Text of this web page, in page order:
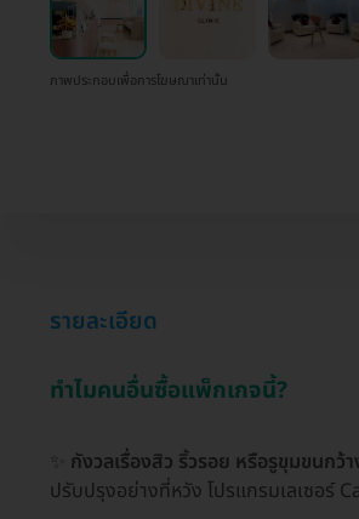
ภาพประกอบเพื่อการโฆษณาเท่านั้น
รายละเอียด
ทำไมคนอื่นซื้อแพ็กเกจนี้?
กังวลเรื่องสิว ริ้วรอย หรือรูขุมขนกว้า
ปรับปรุงอย่างที่หวัง โปรแกรมเลเซอร์